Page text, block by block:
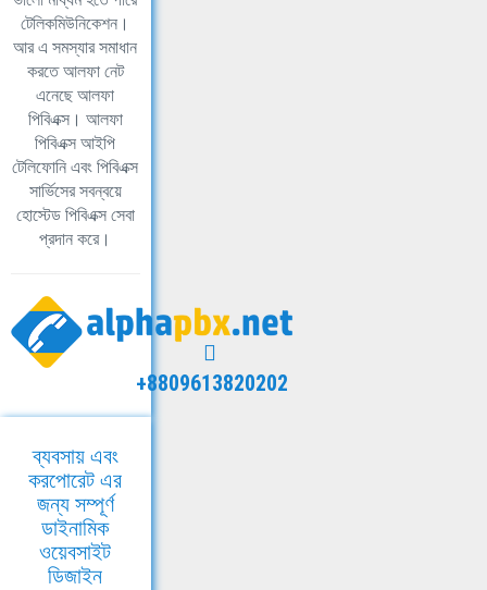
টেলিকমিউনিকেশন।
আর এ সমস্যার সমাধান
করতে আলফা নেট
এনেছে আলফা
পিবিএক্স। আলফা
পিবিএক্স আইপি
টেলিফোনি এবং পিবিএক্স
সার্ভিসের সবন্বয়ে
হোস্টেড পিবিএক্স সেবা
প্রদান করে।
+8809613820202
ব্যবসায় এবং
করপোরেট এর
জন্য সম্পূর্ণ
ডাইনামিক
ওয়েবসাইট
ডিজাইন